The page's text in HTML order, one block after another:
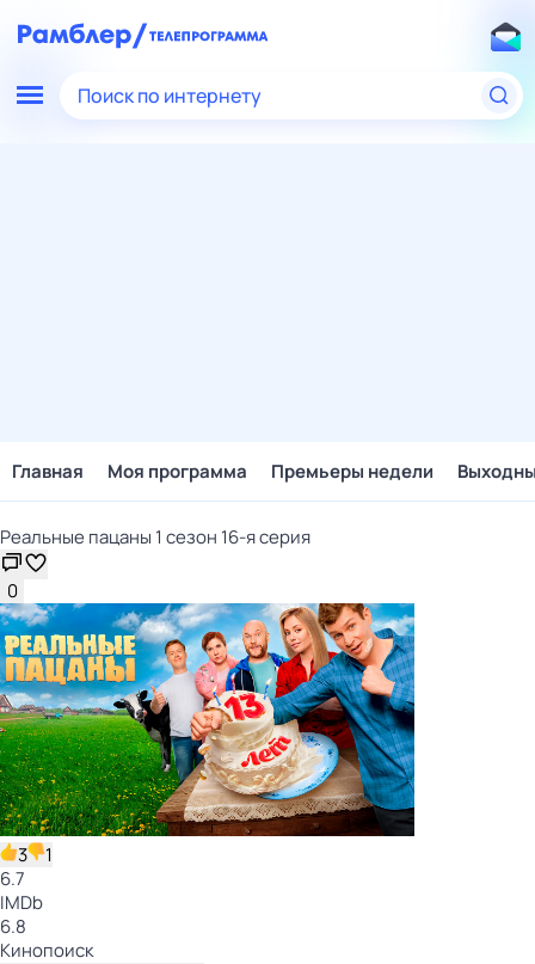
Поиск по интернету
Главная Моя программа Премьеры недели
Реальные пацаны 1 сезон 16-я серия
0
3
1
6.7
IMDb
6.8
Кинопоиск